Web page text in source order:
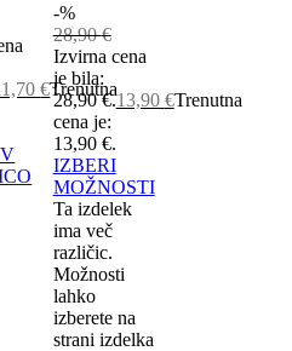
€Trenutna
-%
28,90€
Izvirna cena
je bila:
28,90 €.13,90 €Trenutna
cena je:
13,90 €.
IZBERI
MOŽNOSTI
Ta izdelek
ima več
različic.
Možnosti
lahko
izberete na
strani izdelka